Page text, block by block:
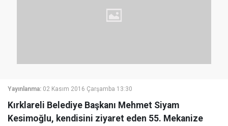
Yayınlanma: 02 Kasım 2016 Çarşamba 13:30
Kırklareli Belediye Başkanı Mehmet Siyam
Kesimoğlu, kendisini ziyaret eden 55. Mekanize